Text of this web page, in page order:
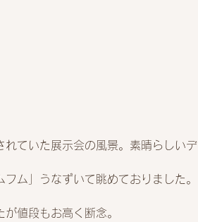
ていた展示会の風景。素晴らしいデ
ム」うなずいて眺めておりました。
値段もお高く断念。